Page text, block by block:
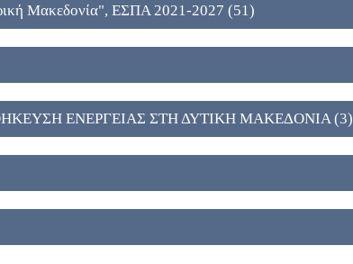
Μακεδονία", ΕΣΠΑ 2021-2027 (51)
ΕΝΕΡΓΕΙΑΣ ΣΤΗ ΔΥΤΙΚΗ ΜΑΚΕΔΟΝΙΑ (3)